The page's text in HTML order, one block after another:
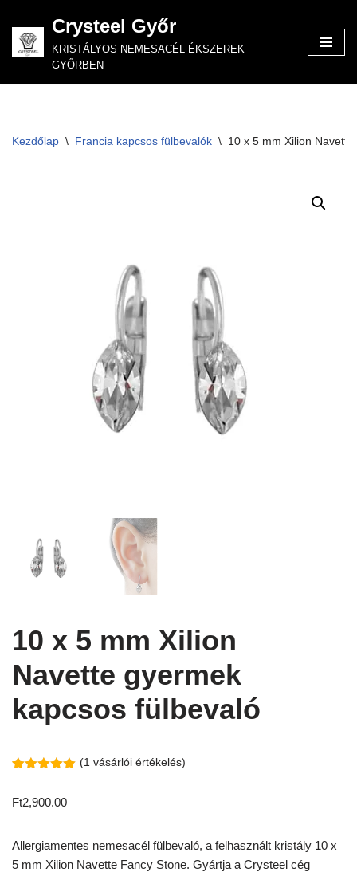
Skip
to
Crysteel Győr
KRISTÁLYOS NEMESACÉL ÉKSZEREK
GYŐRBEN
Kezdőlap \ Francia kapcsos fülbevalók \ 10 x 5 mm Xilion
10 x 5 mm Xilion
Navette gyermek
kapcsos fülbevaló
ből,
(1 vásárlói értékelés)
Ft2,900.00
Allergiamentes nemesacél fülbevaló, a felhasznált kristály 10 x
5 mm Xilion Navette Fancy Stone. Gyártja a Crysteel cég